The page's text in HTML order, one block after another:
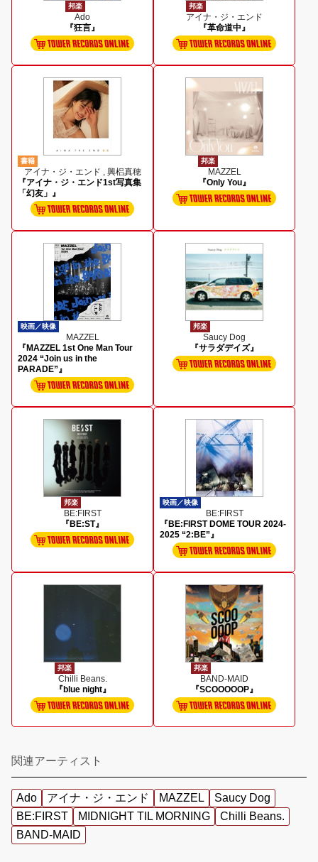
邦楽
Ado
『狂言』
邦楽
アイナ・ジ・エンド
『革命道中』
書籍
アイナ・ジ・エンド , 興梠真穂
『アイナ・ジ・エンド1st写真集
「幻友」』
邦楽
MAZZEL
『Only You』
映画／映像
MAZZEL
『MAZZEL 1st One Man Tour
2024 “Join us in the
PARADE”』
邦楽
Saucy Dog
『サラダデイズ』
邦楽
BE:FIRST
『BE:ST』
映画／映像
BE:FIRST
『BE:FIRST DOME TOUR 2024-
2025 “2:BE”』
邦楽
Chilli Beans.
『blue night』
邦楽
BAND-MAID
『SCOOOOOP』
関連アーティスト
Ado アイナ・ジ・エンド MAZZEL
Saucy Dog
BE:FIRST
MIDNIGHT TIL MORNING
Chilli Beans.
BAND-MAID